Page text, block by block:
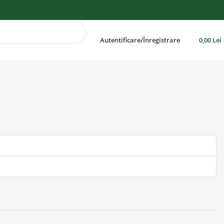
Autentificare/Înregistrare 0,00 Lei